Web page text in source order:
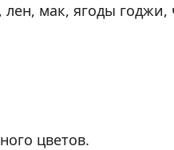
мак, ягоды годжи,
цветов.